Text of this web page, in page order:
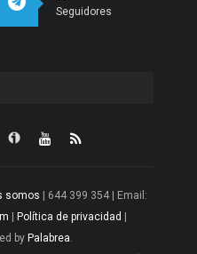
Seguidores
somos | 644 399 354 | Email:
Política de privacidad
by Palabrea.